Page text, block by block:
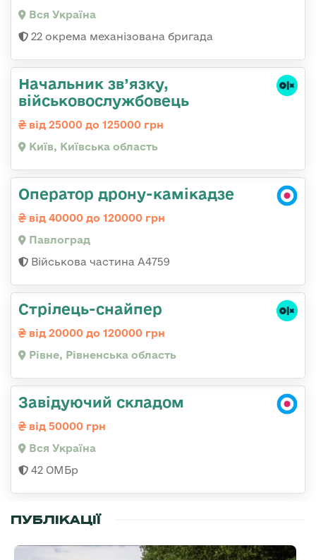
Вся Україна
22 окрема механізована бригада
Начальник зв’язку,
військовослужбовець
від 25000 до 125000 грн
Київ, Київська область
Оператор дрону-камікадзе
від 40000 до 120000 грн
Павлоград
Військова частина А4759
Стрілець-снайпер
від 20000 до 120000 грн
Рівне, Рівненська область
Завідуючий складом
від 50000 грн
Вся Україна
42 ОМБр
ПУБЛІКАЦІЇ